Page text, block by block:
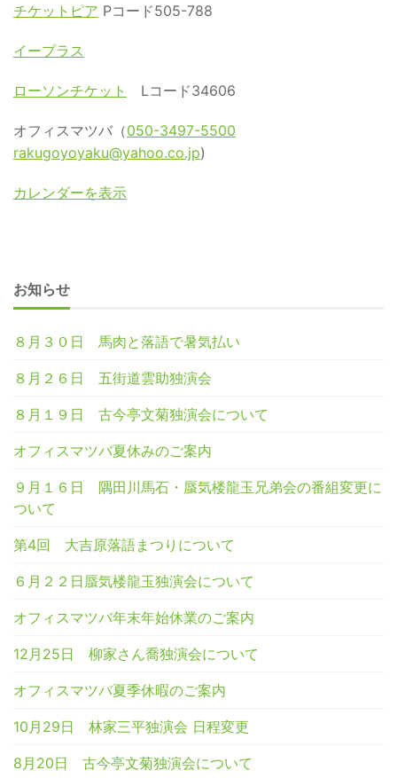
チケットピア Pコード505-788
イープラス
ローソンチケット Lコード34606
オフィスマツバ（050-3497-5500
rakugoyoyaku@yahoo.co.jp)
カレンダーを表示
お知らせ
８月３０日 馬肉と落語で暑気払い
８月２６日 五街道雲助独演会
８月１９日 古今亭文菊独演会について
オフィスマツバ夏休みのご案内
９月１６日 隅田川馬石・蜃気楼龍玉兄弟会の番組変更に
ついて
第4回 大吉原落語まつりについて
６月２２日蜃気楼龍玉独演会について
オフィスマツバ年末年始休業のご案内
12月25日 柳家さん喬独演会について
オフィスマツバ夏季休暇のご案内
10月29日 林家三平独演会 日程変更
8月20日 古今亭文菊独演会について